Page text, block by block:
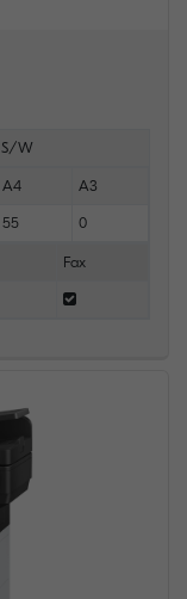
S/W
A4 A3
55 0
Fax